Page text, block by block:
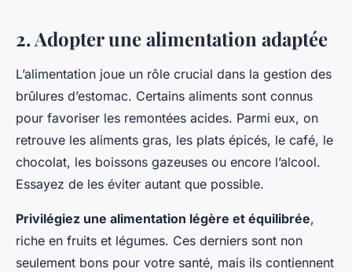
2. Adopter une alimentation adaptée
L’alimentation joue un rôle crucial dans la gestion des
brûlures d’estomac. Certains aliments sont connus
pour favoriser les remontées acides. Parmi eux, on
retrouve les aliments gras, les plats épicés, le café, le
chocolat, les boissons gazeuses ou encore l’alcool.
Essayez de les éviter autant que possible.
Privilégiez une alimentation légère et équilibrée,
riche en fruits et légumes. Ces derniers sont non
seulement bons pour votre santé, mais ils contiennent